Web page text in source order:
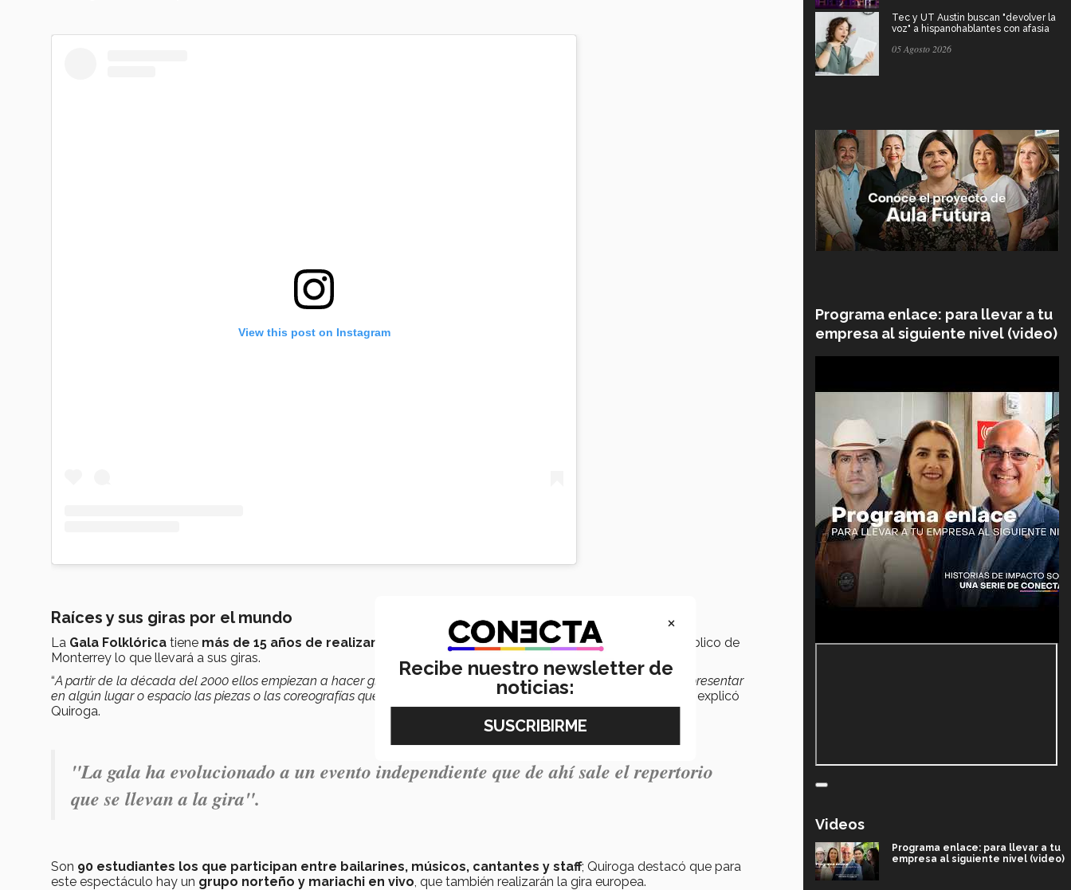
View this post on Instagram
Raíces y sus giras por el mundo
La Gala Folklórica tiene más de 15 años de realizarse por el Grupo Raíces, con el fin de presentar al público de
Monterrey lo que llevará a sus giras.
“A partir de la década del 2000 ellos empiezan a hacer giras durante los veranos con la compañía y para poder presentar
en algún lugar o espacio las piezas o las coreografías que iban a llevar a la gira presentaban una gala folclórica
”, explicó
Quiroga.
"La gala ha evolucionado a un evento independiente que de ahí sale el repertorio
que se llevan a la gira".
Son 90 estudiantes los que participan entre bailarines, músicos, cantantes y staff; Quiroga destacó que para
este espectáculo hay un grupo norteño y mariachi en vivo , que también realizarán la gira europea.
Tec y UT Austin buscan "devolver la
voz" a hispanohablantes con afasia
05 Agosto 2026
Programa enlace: para llevar a tu
empresa al siguiente nivel (video)
Videos
Programa enlace: para llevar a tu
empresa al siguiente nivel (video)
×
Recibe nuestro newsletter de
noticias: